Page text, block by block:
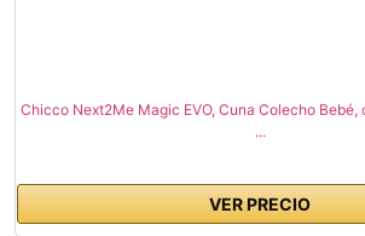
Chicco Next2Me Magic EVO, Cuna Colecho Bebé,
...
VER PRECIO